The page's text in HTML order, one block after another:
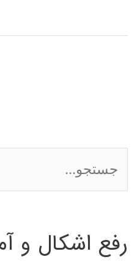
Angular
س
ج
رفع اشکال و